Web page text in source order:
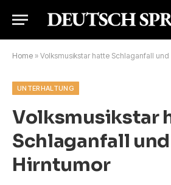
Home » Volksmusikstar hatte Schlaganfall
UNTERHALTUNG
Volksmusikstar
Schlaganfall und
Hirntumor